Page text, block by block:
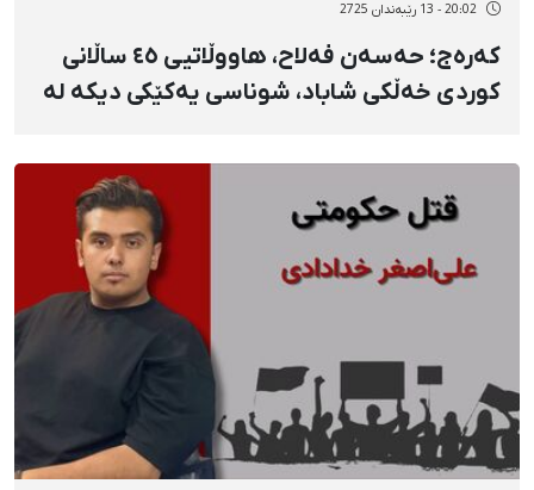
20:02 - 13 رێبەندان 2725
کەرەج؛ حەسەن فەلاح، هاووڵاتیی ٤٥ ساڵانی
کوردی خەڵكی شاباد، شوناسی یەکێکی دیکە لە